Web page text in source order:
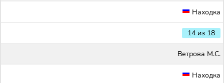
Находка
14 из 18
Ветрова М.С.
Находка